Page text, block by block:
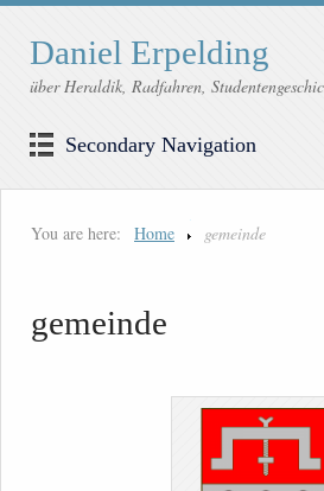
Daniel Erpelding
über Heraldik, Radfahren,
Secondary Navigation
You are here: Home gemeinde
gemeinde